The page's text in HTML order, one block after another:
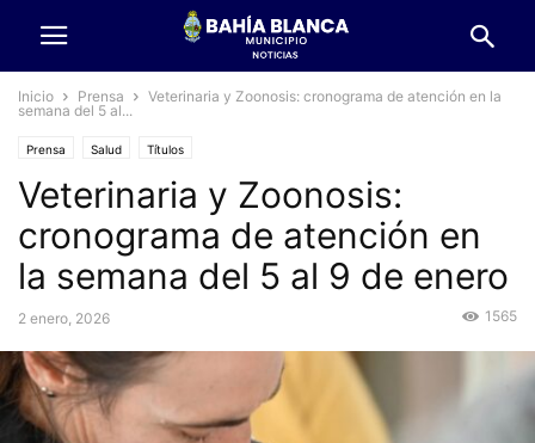
Inicio Prensa
Veterinaria y Zoonosis: cronograma de atención en la
semana del 5 al...
Prensa Salud Títulos
Veterinaria y Zoonosis:
cronograma de atención en
la semana del 5 al 9 de enero
2 enero, 2026 1565